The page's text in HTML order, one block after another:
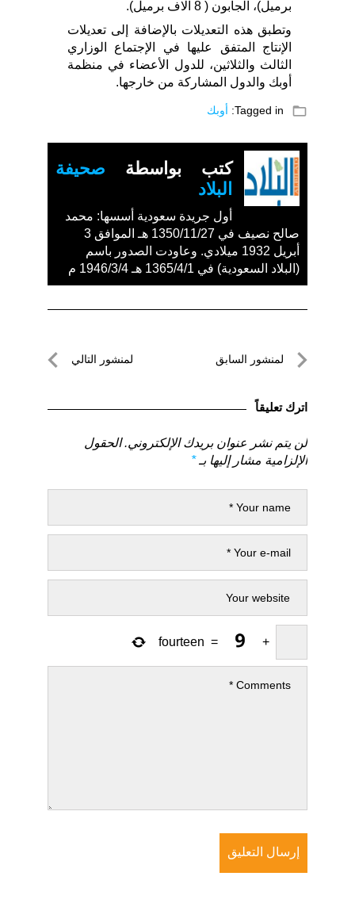
برميل)، الجابون ( 8 آلاف برميل).
وتطبق هذه التعديلات بالإضافة إلى تعديلات
الإنتاج المتفق عليها في الإجتماع الوزاري
الثالث والثلاثين، للدول الأعضاء في منظمة
أوبك والدول المشاركة من خارجها.
folder_open
Tagged in: أوبك
كتب بواسطة صحيفة
البلاد
أول جريدة سعودية أسسها: محمد
صالح نصيف في 1350/11/27 هـ الموافق 3
أبريل 1932 ميلادي. وعاودت الصدور باسم
(البلاد السعودية) في 1365/4/1 هـ 1946/3/4 م
تصفّحلمنشور السابق
السابق
لمنشور التالي
اترك تعليقاً
لن يتم نشر عنوان بريدك الإلكتروني. الحقول
الإلزامية مشار إليها بـ*
+
=
fourteen